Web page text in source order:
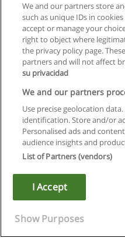
Правила
Copyright © Educaedu
We and our partners store
such as unique IDs in
accept or manage your
right to object where
the privacy policy page.
partners and will not affect
su privacidad
We and our partners
Use precise geolocation
identification. Store and/or
Personalised ads and
audience insights and
List of Partners (vendors)
I Accept
Show Purposes